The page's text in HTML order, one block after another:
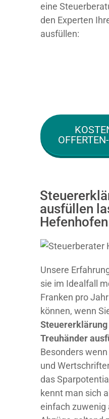
eine
den Experten
ausfüllen:
ausfüllen
Hefenhofen
Unsere
sie im Idealfall
Franken pro
können, wenn
Steuererklärung
Treuhänder
Besonders
und
das
kennt man sich
einfach zuwenig